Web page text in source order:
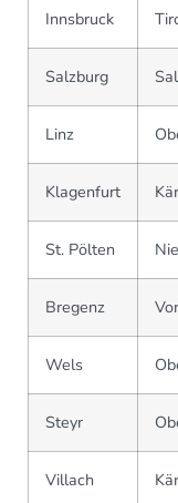
Innsbruck
Salzburg
Linz
Klagenfurt
St. Pölten
Bregenz
Wels
Steyr
Villach